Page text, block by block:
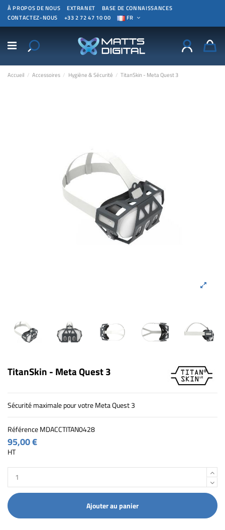
À PROPOS DE NOUS EXTRANET
BASE DE CONNAISSANCES
CONTACTEZ-NOUS
+33 2 72 47 10 00 FR
Accueil Accessoires Hygiène & Sécurité TitanSkin - Meta Quest 3
TitanSkin - Meta Quest 3
Sécurité maximale pour votre Meta Quest 3
RéférenceMDACCTITAN0428
95,00 €
HT
Ajouter au panier